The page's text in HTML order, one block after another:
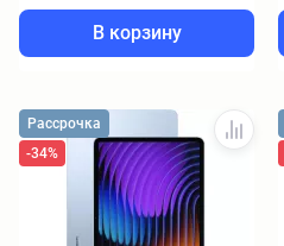
В корзину
Рассрочка
-34%